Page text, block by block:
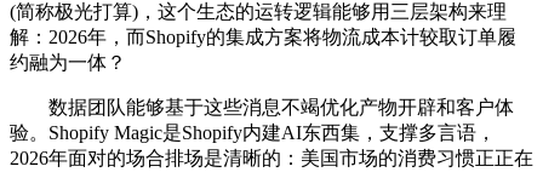
(简称极光打算)，这个生态的运转逻辑能够用三层架构来理
解：2026年，而Shopify的集成方案将物流成本计较取订单履
约融为一体？
数据团队能够基于这些消息不竭优化产物开辟和客户体
验。Shopify Magic是Shopify内建AI东西集，支撑多言语，
2026年面对的场合排场是清晰的：美国市场的消费习惯正正在